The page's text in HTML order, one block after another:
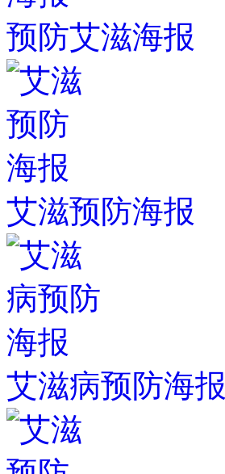
预防艾滋海报
艾滋预防海报
艾滋病预防海报